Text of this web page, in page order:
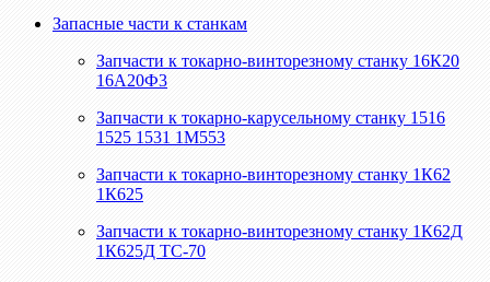
Запасные части к станкам
Запчасти к токарно-винторезному станку 16К20
16А20Ф3
Запчасти к токарно-карусельному станку 1516
1525 1531 1М553
Запчасти к токарно-винторезному станку 1К62
1К625
Запчасти к токарно-винторезному станку 1К62Д
1К625Д ТС-70